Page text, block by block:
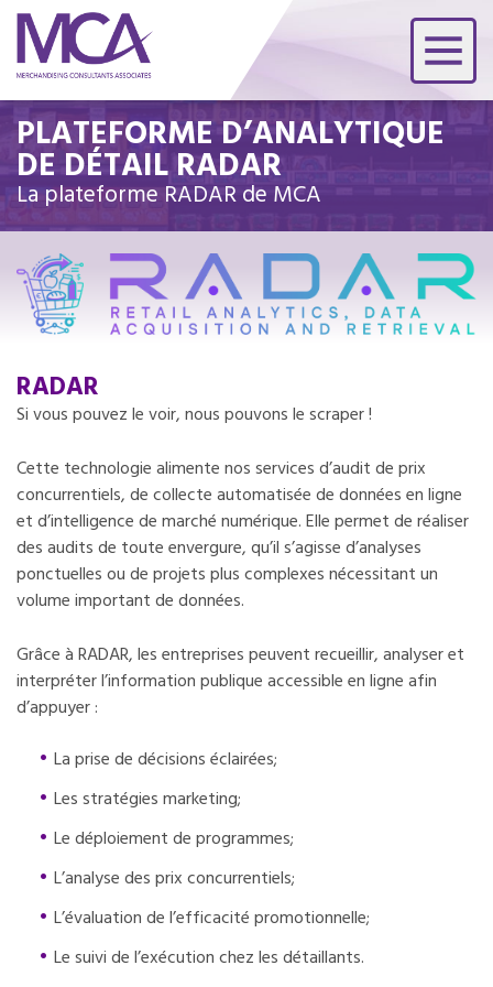
PLATEFORME D’ANALYTIQUE
DE DÉTAIL RADAR
La plateforme RADAR de MCA
RADAR
Si vous pouvez le voir, nous pouvons le scraper !
Cette technologie alimente nos services d’audit de prix
concurrentiels, de collecte automatisée de données en ligne
et d’intelligence de marché numérique. Elle permet de réaliser
des audits de toute envergure, qu’il s’agisse d’analyses
ponctuelles ou de projets plus complexes nécessitant un
volume important de données.
Grâce à RADAR, les entreprises peuvent recueillir, analyser et
interpréter l’information publique accessible en ligne afin
d’appuyer :
La prise de décisions éclairées;
Les stratégies marketing;
Le déploiement de programmes;
L’analyse des prix concurrentiels;
L’évaluation de l’efficacité promotionnelle;
Le suivi de l’exécution chez les détaillants.